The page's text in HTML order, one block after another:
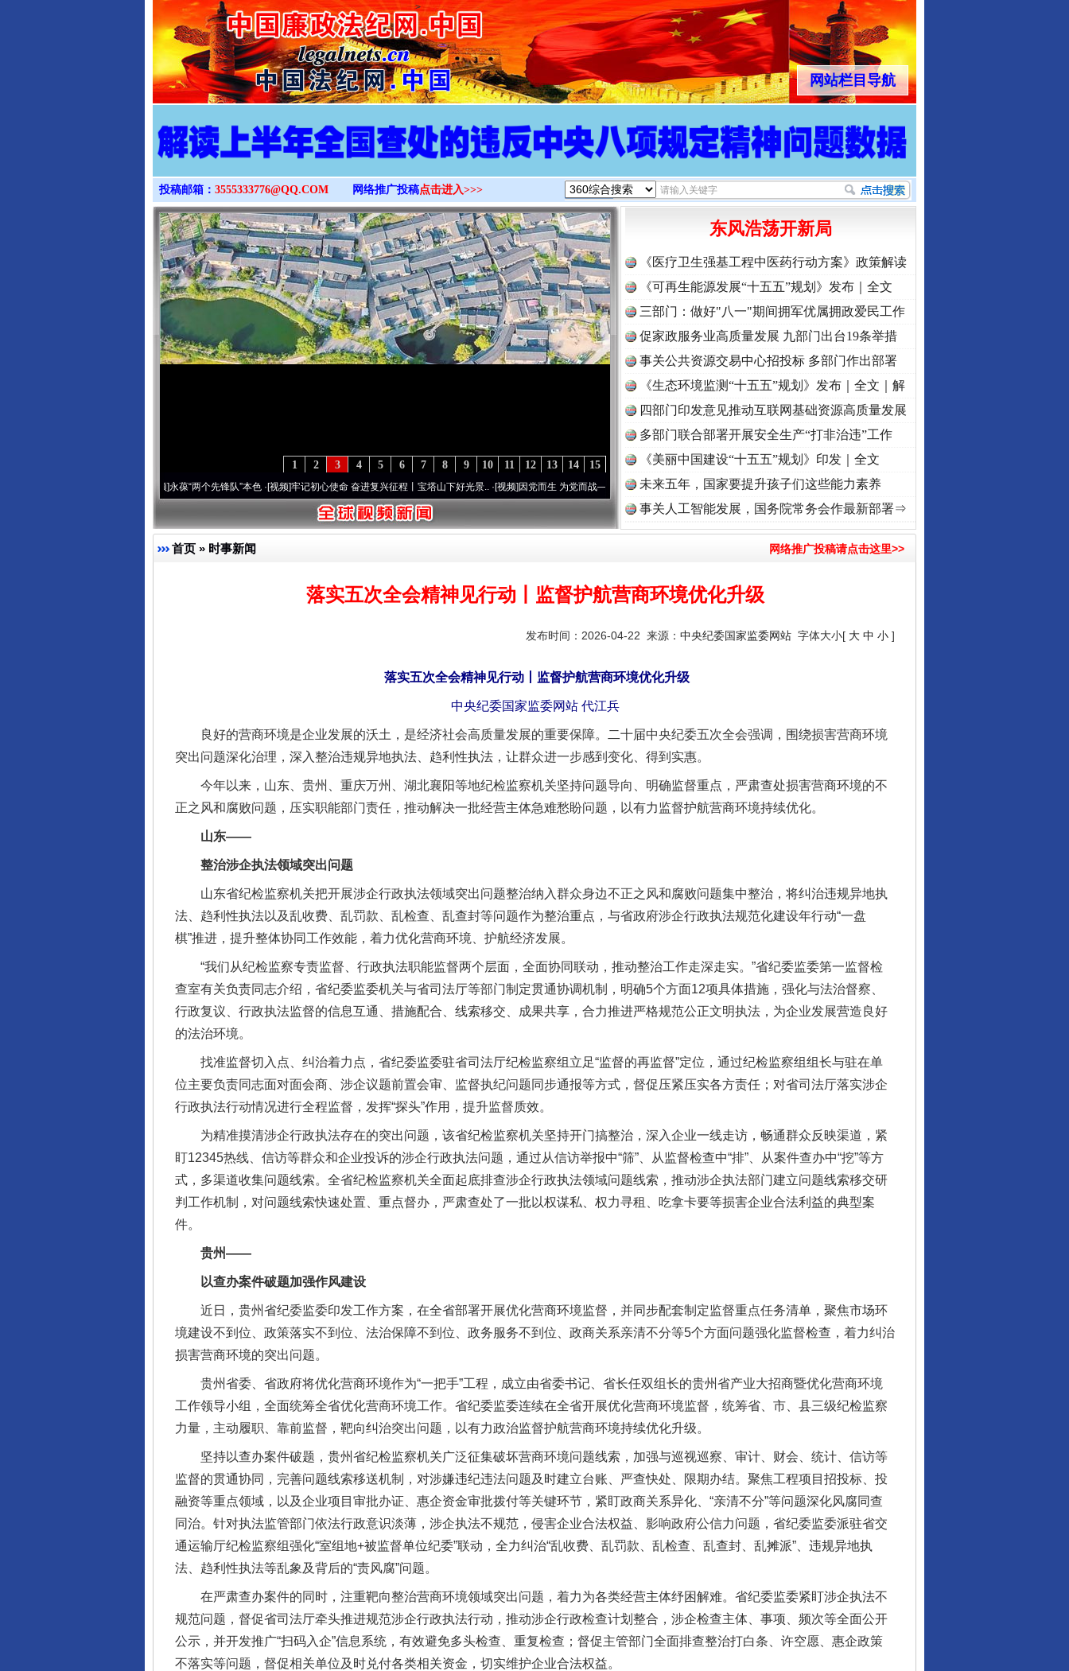
>
网站栏目导航
投稿邮箱： 3555333776@QQ.COM 网络推广投稿点击进入>>>
15
14
13
12
11
10
9
8
7
6
5
4
3
2
1
永葆“两个先锋队”本色·[视频]牢记初心使命 奋进复兴征程丨宝塔山下好光景..·[视频]因党而生 为党而战——百年“纪”事⑧加强纪律..·[视频]牢记初心使命 奋进复兴征程丨“转折之城”激荡..
东风浩荡开新局
《医疗卫生强基工程中医药行动方案》政策解读
《可再生能源发展“十五五”规划》发布｜全文
三部门：做好"八一"期间拥军优属拥政爱民工作
促家政服务业高质量发展 九部门出台19条举措
事关公共资源交易中心招投标 多部门作出部署
《生态环境监测“十五五”规划》发布｜全文｜解
读
四部门印发意见推动互联网基础资源高质量发展
多部门联合部署开展安全生产“打非治违”工作
《美丽中国建设“十五五”规划》印发｜全文
未来五年，国家要提升孩子们这些能力素养
事关人工智能发展，国务院常务会作最新部署⇒
首页 » 时事新闻 网络推广投稿请点击这里>>
落实五次全会精神见行动丨监督护航营商环境优化升级
发布时间：2026-04-22 来源： 中央纪委国家监委网站 字体大小[ 大 中 小 ]
落实五次全会精神见行动丨监督护航营商环境优化升级
中央纪委国家监委网站 代江兵
良好的营商环境是企业发展的沃土，是经济社会高质量发展的重要保障。二十届中央纪委五次全会强调，围绕损害营商环境
突出问题深化治理，深入整治违规异地执法、趋利性执法，让群众进一步感到变化、得到实惠。
今年以来，山东、贵州、重庆万州、湖北襄阳等地纪检监察机关坚持问题导向、明确监督重点，严肃查处损害营商环境的不
正之风和腐败问题，压实职能部门责任，推动解决一批经营主体急难愁盼问题，以有力监督护航营商环境持续优化。
山东——
整治涉企执法领域突出问题
山东省纪检监察机关把开展涉企行政执法领域突出问题整治纳入群众身边不正之风和腐败问题集中整治，将纠治违规异地执
法、趋利性执法以及乱收费、乱罚款、乱检查、乱查封等问题作为整治重点，与省政府涉企行政执法规范化建设年行动“一盘
棋”推进，提升整体协同工作效能，着力优化营商环境、护航经济发展。
“我们从纪检监察专责监督、行政执法职能监督两个层面，全面协同联动，推动整治工作走深走实。”省纪委监委第一监督检
查室有关负责同志介绍，省纪委监委机关与省司法厅等部门制定贯通协调机制，明确5个方面12项具体措施，强化与法治督察、
行政复议、行政执法监督的信息互通、措施配合、线索移交、成果共享，合力推进严格规范公正文明执法，为企业发展营造良好
的法治环境。
找准监督切入点、纠治着力点，省纪委监委驻省司法厅纪检监察组立足“监督的再监督”定位，通过纪检监察组组长与驻在单
位主要负责同志面对面会商、涉企议题前置会审、监督执纪问题同步通报等方式，督促压紧压实各方责任；对省司法厅落实涉企
行政执法行动情况进行全程监督，发挥“探头”作用，提升监督质效。
为精准摸清涉企行政执法存在的突出问题，该省纪检监察机关坚持开门搞整治，深入企业一线走访，畅通群众反映渠道，紧
盯12345热线、信访等群众和企业投诉的涉企行政执法问题，通过从信访举报中“筛”、从监督检查中“排”、从案件查办中“挖”等方
式，多渠道收集问题线索。全省纪检监察机关全面起底排查涉企行政执法领域问题线索，推动涉企执法部门建立问题线索移交研
判工作机制，对问题线索快速处置、重点督办，严肃查处了一批以权谋私、权力寻租、吃拿卡要等损害企业合法利益的典型案
件。
贵州——
以查办案件破题加强作风建设
近日，贵州省纪委监委印发工作方案，在全省部署开展优化营商环境监督，并同步配套制定监督重点任务清单，聚焦市场环
境建设不到位、政策落实不到位、法治保障不到位、政务服务不到位、政商关系亲清不分等5个方面问题强化监督检查，着力纠治
损害营商环境的突出问题。
贵州省委、省政府将优化营商环境作为“一把手”工程，成立由省委书记、省长任双组长的贵州省产业大招商暨优化营商环境
工作领导小组，全面统筹全省优化营商环境工作。省纪委监委连续在全省开展优化营商环境监督，统筹省、市、县三级纪检监察
力量，主动履职、靠前监督，靶向纠治突出问题，以有力政治监督护航营商环境持续优化升级。
坚持以查办案件破题，贵州省纪检监察机关广泛征集破坏营商环境问题线索，加强与巡视巡察、审计、财会、统计、信访等
监督的贯通协同，完善问题线索移送机制，对涉嫌违纪违法问题及时建立台账、严查快处、限期办结。聚焦工程项目招投标、投
融资等重点领域，以及企业项目审批办证、惠企资金审批拨付等关键环节，紧盯政商关系异化、“亲清不分”等问题深化风腐同查
同治。针对执法监管部门依法行政意识淡薄，涉企执法不规范，侵害企业合法权益、影响政府公信力问题，省纪委监委派驻省交
通运输厅纪检监察组强化“室组地+被监督单位纪委”联动，全力纠治“乱收费、乱罚款、乱检查、乱查封、乱摊派”、违规异地执
法、趋利性执法等乱象及背后的“责风腐”问题。
在严肃查办案件的同时，注重靶向整治营商环境领域突出问题，着力为各类经营主体纾困解难。省纪委监委紧盯涉企执法不
规范问题，督促省司法厅牵头推进规范涉企行政执法行动，推动涉企行政检查计划整合，涉企检查主体、事项、频次等全面公开
公示，并开发推广“扫码入企”信息系统，有效避免多头检查、重复检查；督促主管部门全面排查整治打白条、许空愿、惠企政策
不落实等问题，督促相关单位及时兑付各类相关资金，切实维护企业合法权益。